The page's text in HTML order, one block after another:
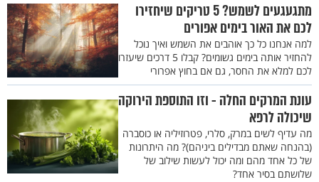
מתגעגעים לשמש? 5 טריקים שיחזירו
לכם את האור בימים אפורים
למה אנחנו כל כך אוהבים את השמש ואיך נוכל
להחזיר אותה בימים גשומים? קבלו 5 דרכים שיעזרו
לכם למלא את החסר, גם אם בחוץ אפרורי
עונת המרקים החלה - וזו התוספת הירוקה
שיכולה לרפא
מה עדיף לשים במרק, סלרי, פטרוזיליה או כוסברה
(בהנחה שאתם מבדילים ביניהם)? מה היתרונות
של כל אחד מהם ומה יכול לעשות שילוב של
שלושתם בסיר אחד?